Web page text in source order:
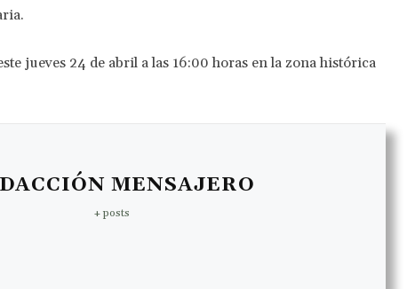
jueves 24 de abril a las 16:00 horas en la zona histórica
MENSAJERO
+ posts